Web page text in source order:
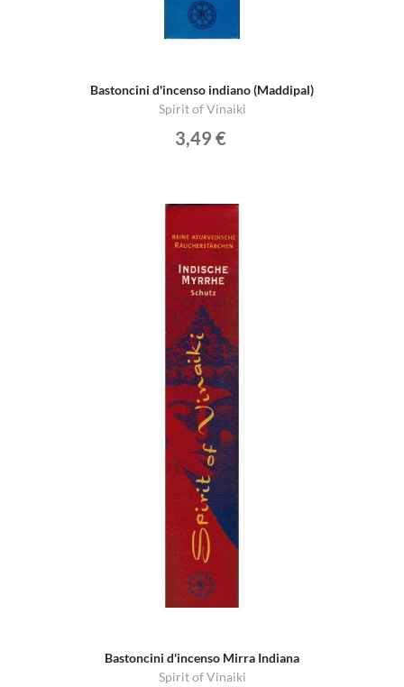
Bastoncini d'incenso indiano (Maddipal)
Spirit of Vinaiki
3,49 €
Bastoncini d'incenso Mirra Indiana
Spirit of Vinaiki